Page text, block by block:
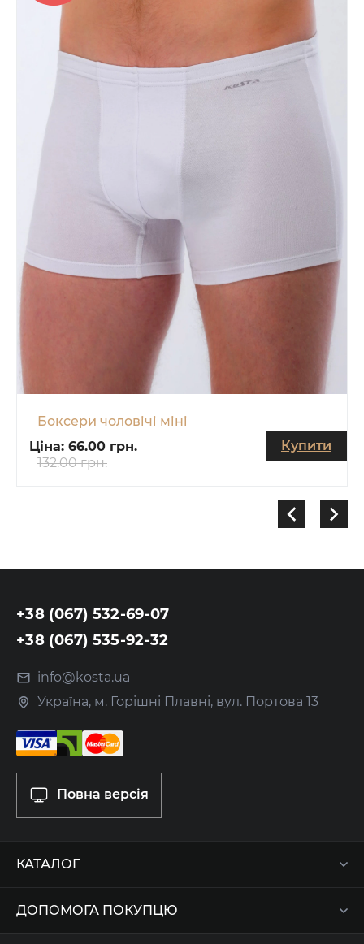
Боксери чоловічі міні
Ціна: 66.00 грн.
132.00 грн.
Купити
+38 (067) 532-69-07
+38 (067) 535-92-32
info@kosta.ua
Україна, м. Горішні Плавні, вул. Портова 13
Повна версія
КАТАЛОГ
ДОПОМОГА ПОКУПЦЮ